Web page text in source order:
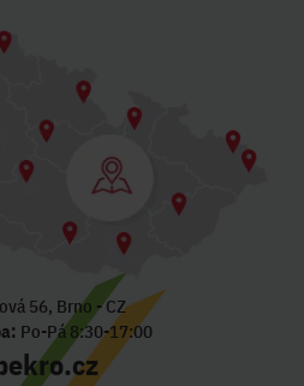
56, Brno - CZ
Po-Pá 8:30-17:00